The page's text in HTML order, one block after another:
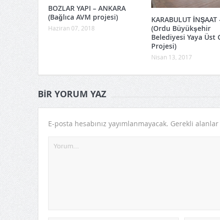
BOZLAR YAPI – ANKARA
(Bağlıca AVM projesi)
Haziran 07, 2018
KARABULUT İNŞAAT
(Ordu Büyükşehir
Belediyesi Yaya Üst
Projesi)
Nisan 13, 2017
BIR YORUM YAZ
E-posta hesabınız yayımlanmayacak. Gerekli alanlar